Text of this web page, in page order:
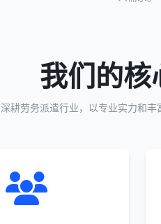
我们的核
深耕劳务派遣行业，以专业实力和